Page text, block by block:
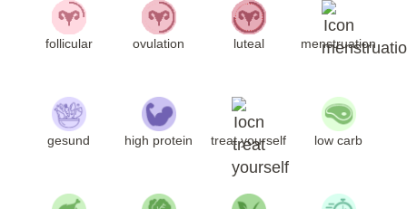
follicular ovulation luteal menstruation
gesund high protein treat yourself low carb